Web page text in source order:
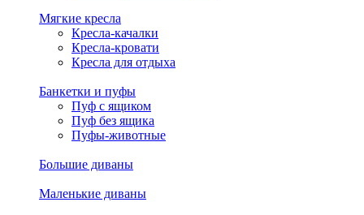
Мягкие кресла
Кресла-качалки
Кресла-кровати
Кресла для отдыха
Банкетки и пуфы
Пуф с ящиком
Пуф без ящика
Пуфы-животные
Большие диваны
Маленькие диваны